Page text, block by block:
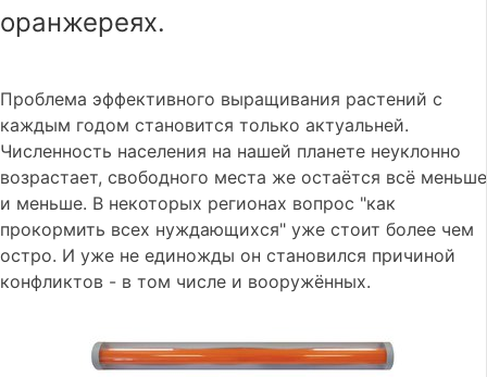
оранжереях.
Проблема эффективного выращивания растений с
каждым годом становится только актуальней.
Численность населения на нашей планете неуклонно
возрастает, свободного места же остаётся всё меньше
и меньше. В некоторых регионах вопрос "как
прокормить всех нуждающихся" уже стоит более чем
остро. И уже не единожды он становился причиной
конфликтов - в том числе и вооружённых.